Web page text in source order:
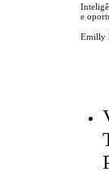
e
Emilly